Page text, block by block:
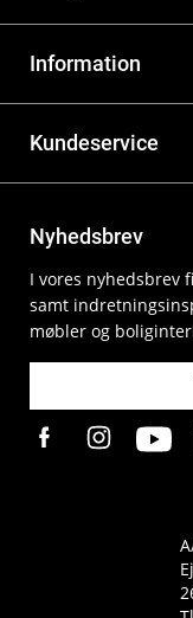
Information
Kundeservice
Nyhedsbrev
I vores nyhedsbrev
samt
møbler og